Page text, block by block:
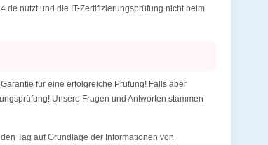
nutzt und die IT-Zertifizierungsprüfung nicht beim
für eine erfolgreiche Prüfung! Falls aber
Unsere Fragen und Antworten stammen
Tag auf Grundlage der Informationen von